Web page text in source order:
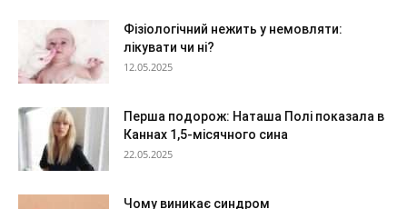
Фізіологічний нежить у немовляти:
лікувати чи ні?
12.05.2025
Перша подорож: Наташа Полі показала в
Каннах 1,5-місячного сина
22.05.2025
Чому виникає синдром